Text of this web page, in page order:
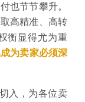
也节节攀升。
高精准、高转
衡显得尤为重
为卖家必须深
入，为各位卖